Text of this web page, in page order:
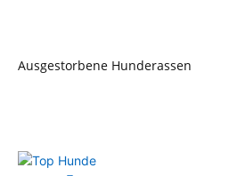
Ausgestorbene Hunderassen